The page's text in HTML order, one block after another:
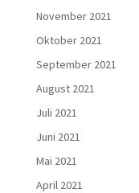
November 2021
Oktober 2021
September 2021
August 2021
Juli 2021
Juni 2021
Mai 2021
April 2021